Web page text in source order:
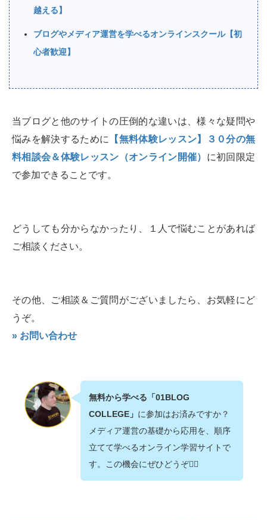
越える】
ブログやメディア運営を学べるオンラインスクール【初
心者歓迎】
当ブログと他のサイトの圧倒的な違いは、様々な疑問や
悩みを解決するために
【無料体験レッスン】３０分の無
料相談会＆体験レッスン（オンライン開催） に初回限定
で参加できることです。
どうしても分からなかったり、１人で悩むことがあれば
ご相談ください。
その他、ご相談＆ご質問がございましたら、お気軽にど
うぞ。
» お問い合わせ
無料から学べる「01BLOG
COLLEGE」 に参加はお済みですか？
メディア運営の基礎から応用を、順序
立てて学べるオンライン学習サイトで
す。この機会にぜひどうぞ💁‍♂️